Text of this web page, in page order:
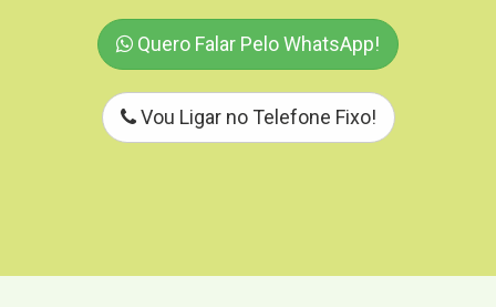
Quero Falar Pelo WhatsApp!
Vou Ligar no Telefone Fixo!